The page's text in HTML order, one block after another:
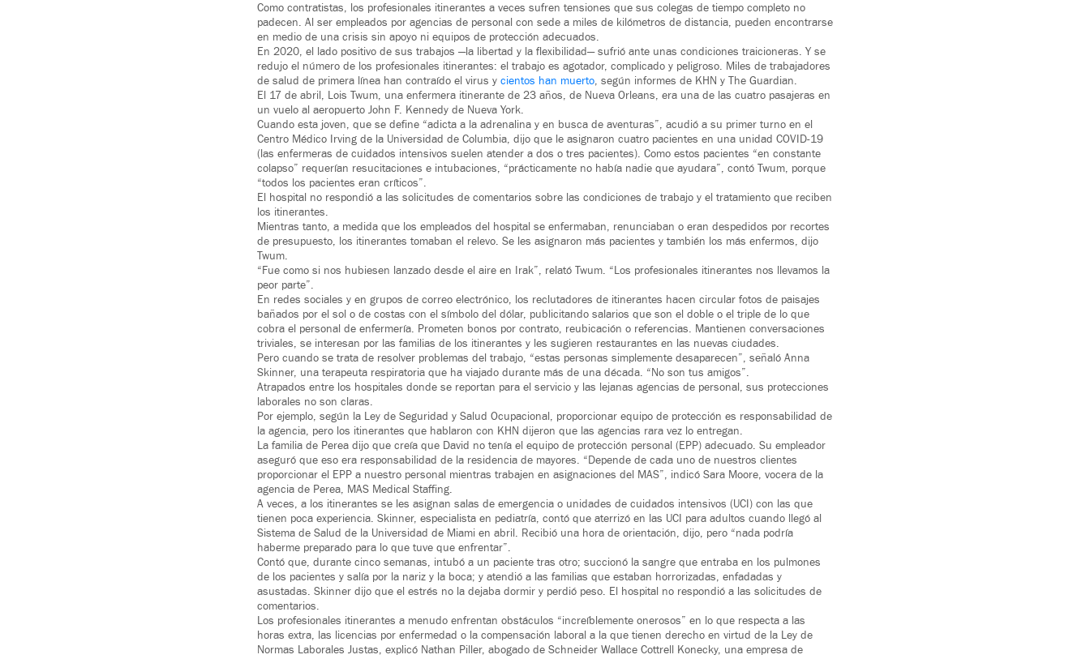
Como contratistas, los profesionales itinerantes a veces sufren tensiones que sus colegas de tiempo completo no
padecen. Al ser empleados por agencias de personal con sede a miles de kilómetros de distancia, pueden encontrarse
en medio de una crisis sin apoyo ni equipos de protección adecuados.
En 2020, el lado positivo de sus trabajos —la libertad y la flexibilidad— sufrió ante unas condiciones traicioneras. Y se
redujo el número de los profesionales itinerantes: el trabajo es agotador, complicado y peligroso. Miles de trabajadores
de salud de primera línea han contraído el virus y cientos han muerto, según informes de KHN y The Guardian.
El 17 de abril, Lois Twum, una enfermera itinerante de 23 años, de Nueva Orleans, era una de las cuatro pasajeras en
un vuelo al aeropuerto John F. Kennedy de Nueva York.
Cuando esta joven, que se define “adicta a la adrenalina y en busca de aventuras”, acudió a su primer turno en el
Centro Médico Irving de la Universidad de Columbia, dijo que le asignaron cuatro pacientes en una unidad COVID-19
(las enfermeras de cuidados intensivos suelen atender a dos o tres pacientes). Como estos pacientes “en constante
colapso” requerían resucitaciones e intubaciones, “prácticamente no había nadie que ayudara”, contó Twum, porque
“todos los pacientes eran críticos”.
El hospital no respondió a las solicitudes de comentarios sobre las condiciones de trabajo y el tratamiento que reciben
los itinerantes.
Mientras tanto, a medida que los empleados del hospital se enfermaban, renunciaban o eran despedidos por recortes
de presupuesto, los itinerantes tomaban el relevo. Se les asignaron más pacientes y también los más enfermos, dijo
Twum.
“Fue como si nos hubiesen lanzado desde el aire en Irak”, relató Twum. “Los profesionales itinerantes nos llevamos la
peor parte”.
En redes sociales y en grupos de correo electrónico, los reclutadores de itinerantes hacen circular fotos de paisajes
bañados por el sol o de costas con el símbolo del dólar, publicitando salarios que son el doble o el triple de lo que
cobra el personal de enfermería. Prometen bonos por contrato, reubicación o referencias. Mantienen conversaciones
triviales, se interesan por las familias de los itinerantes y les sugieren restaurantes en las nuevas ciudades.
Pero cuando se trata de resolver problemas del trabajo, “estas personas simplemente desaparecen”, señaló Anna
Skinner, una terapeuta respiratoria que ha viajado durante más de una década. “No son tus amigos”.
Atrapados entre los hospitales donde se reportan para el servicio y las lejanas agencias de personal, sus protecciones
laborales no son claras.
Por ejemplo, según la Ley de Seguridad y Salud Ocupacional, proporcionar equipo de protección es responsabilidad de
la agencia, pero los itinerantes que hablaron con KHN dijeron que las agencias rara vez lo entregan.
La familia de Perea dijo que creía que David no tenía el equipo de protección personal (EPP) adecuado. Su empleador
aseguró que eso era responsabilidad de la residencia de mayores. “Depende de cada uno de nuestros clientes
proporcionar el EPP a nuestro personal mientras trabajen en asignaciones del MAS”, indicó Sara Moore, vocera de la
agencia de Perea, MAS Medical Staffing.
A veces, a los itinerantes se les asignan salas de emergencia o unidades de cuidados intensivos (UCI) con las que
tienen poca experiencia. Skinner, especialista en pediatría, contó que aterrizó en las UCI para adultos cuando llegó al
Sistema de Salud de la Universidad de Miami en abril. Recibió una hora de orientación, dijo, pero “nada podría
haberme preparado para lo que tuve que enfrentar”.
Contó que, durante cinco semanas, intubó a un paciente tras otro; succionó la sangre que entraba en los pulmones
de los pacientes y salía por la nariz y la boca; y atendió a las familias que estaban horrorizadas, enfadadas y
asustadas. Skinner dijo que el estrés no la dejaba dormir y perdió peso. El hospital no respondió a las solicitudes de
comentarios.
Los profesionales itinerantes a menudo enfrentan obstáculos “increíblemente onerosos” en lo que respecta a las
horas extra, las licencias por enfermedad o la compensación laboral a la que tienen derecho en virtud de la Ley de
Normas Laborales Justas, explicó Nathan Piller, abogado de Schneider Wallace Cottrell Konecky, una empresa de